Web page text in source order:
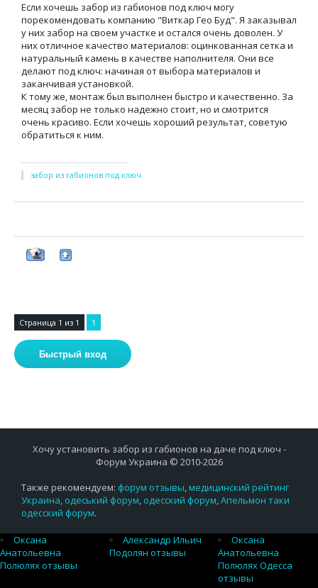
Если хочешь забор из габионов под ключ могу
порекомендовать компанию "Виткар Гео Буд". Я заказывал
у них забор на своем участке и остался очень доволен. У
них отличное качество материалов: оцинкованная сетка и
натуральный камень в качестве наполнителя. Они все
делают под ключ: начиная от выбора материалов и
заканчивая установкой.
К тому же, монтаж был выполнен быстро и качественно. За
месяц забор не только надежно стоит, но и смотрится
очень красиво. Если хочешь хороший результат, советую
обратиться к ним.
забор из габионов под ключ
Страница 1 из 1 1
Хочу установить забор из габионов на даче под ключ -
Форум Украина © 2010-2026
Также рекомендуем: форум отзывы,медицинский рейтинг
Украина, одеський форум, одесский форум,Апельмон таки
одесский форум.
Оксана
Анатольевна
Полюлях отзывы
Александр Ильич
Подолян отзывы
Оксана
Анатольевна
Полюлях Одесса
отзывы